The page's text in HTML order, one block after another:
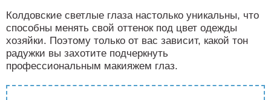
Колдовские светлые глаза настолько уникальны, что
способны менять свой оттенок под цвет одежды
хозяйки. Поэтому только от вас зависит, какой тон
радужки вы захотите подчеркнуть
профессиональным макияжем глаз.